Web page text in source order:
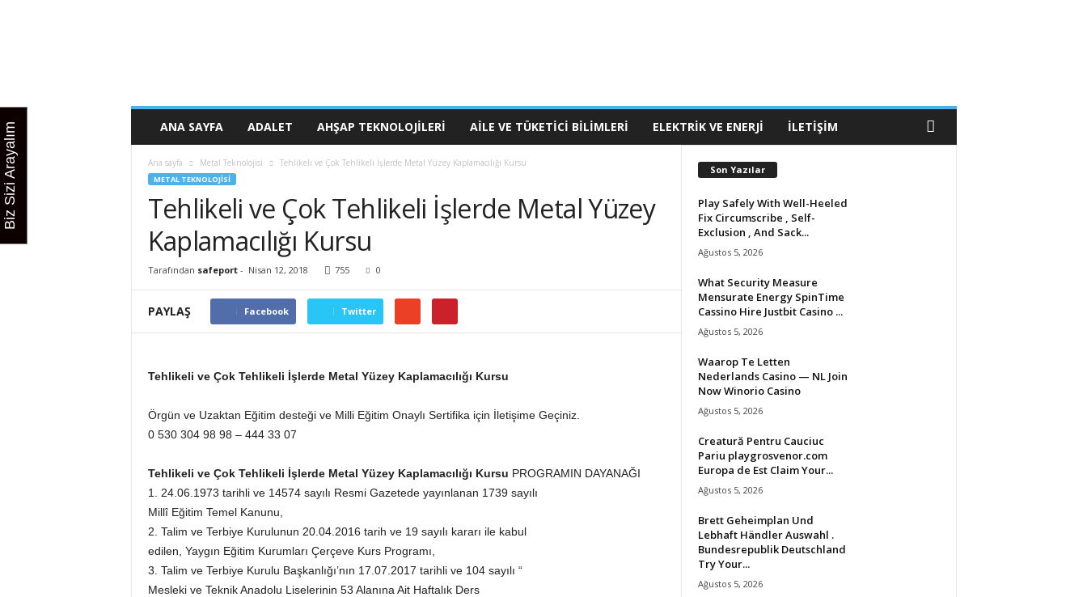
ANA SAYFA ADALET AHŞAP TEKNOLOJILERI AILE VE TÜKETICI BILIMLERI ELEKTRIK VE ENERJI İLETIŞIM
Ana sayfa Metal Teknolojisi Tehlikeli ve Çok Tehlikeli İşlerde Metal Yüzey Kaplamacılığı Kursu
METAL TEKNOLOJISI
Tehlikeli ve Çok Tehlikeli İşlerde Metal Yüzey
Kaplamacılığı Kursu
Tarafından safeport- Nisan 12, 2018 755 0
PAYLAŞ Facebook Twitter
Tehlikeli ve Çok Tehlikeli İşlerde Metal Yüzey Kaplamacılığı Kursu
Örgün ve Uzaktan Eğitim desteği ve Milli Eğitim Onaylı Sertifika için İletişime Geçiniz.
0 530 304 98 98 – 444 33 07
Tehlikeli ve Çok Tehlikeli İşlerde Metal Yüzey Kaplamacılığı Kursu PROGRAMIN DAYANAĞI
1. 24.06.1973 tarihli ve 14574 sayılı Resmi Gazetede yayınlanan 1739 sayılı
Millî Eğitim Temel Kanunu,
2. Talim ve Terbiye Kurulunun 20.04.2016 tarih ve 19 sayılı kararı ile kabul
edilen, Yaygın Eğitim Kurumları Çerçeve Kurs Programı,
3. Talim ve Terbiye Kurulu Başkanlığı’nın 17.07.2017 tarihli ve 104 sayılı “
Mesleki ve Teknik Anadolu Liselerinin 53 Alanına Ait Haftalık Ders
Son Yazılar
Play Safely With Well-Heeled
Fix Circumscribe , Self-
Exclusion , And Sack...
Ağustos 5, 2026
What Security Measure
Mensurate Energy SpinTime
Cassino Hire Justbit Casino ...
Ağustos 5, 2026
Waarop Te Letten
Nederlands Casino — NL Join
Now Winorio Casino
Ağustos 5, 2026
Creatură Pentru Cauciuc
Pariu playgrosvenor.com
Europa de Est Claim Your...
Ağustos 5, 2026
Brett Geheimplan Und
Lebhaft Händler Auswahl .
Bundesrepublik Deutschland
Try Your...
Ağustos 5, 2026
Biz Sizi Arayalım